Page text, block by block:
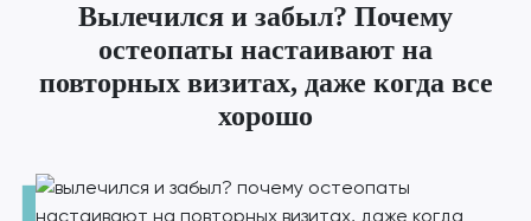
Вылечился и забыл? Почему
остеопаты настаивают на
повторных визитах, даже когда все
хорошо